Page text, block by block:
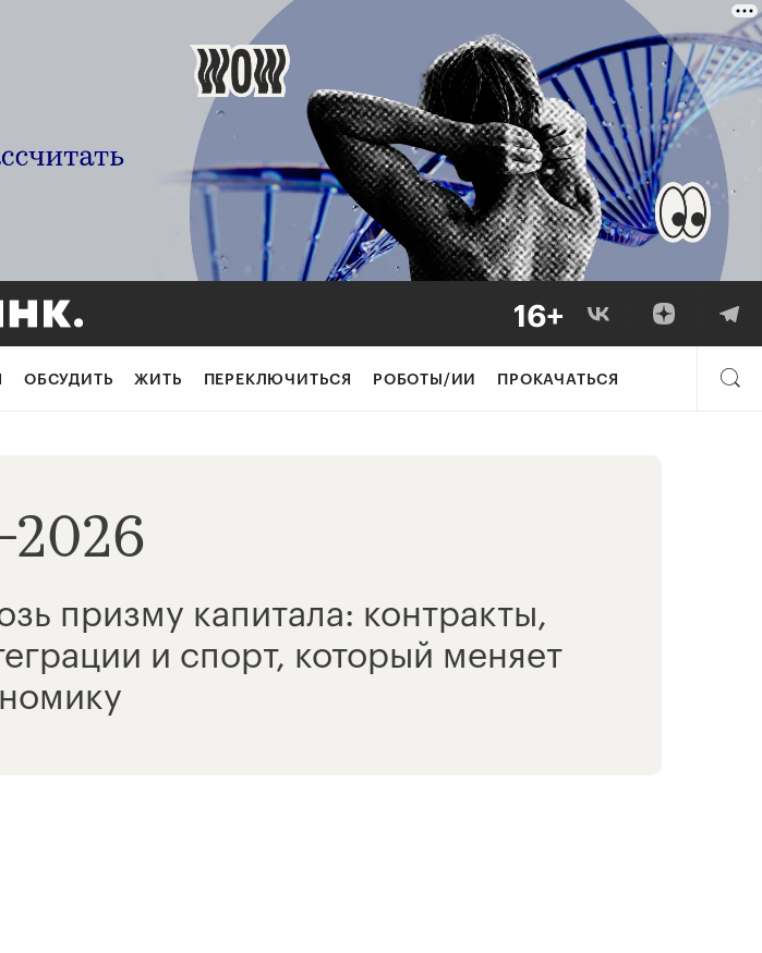
ОБСУДИТЬ ЖИТЬ ПЕРЕКЛЮЧИТЬСЯ РОБОТЫ/ИИ ПРОКАЧАТЬСЯ
призму капитала: контракты,
и спорт, который меняет